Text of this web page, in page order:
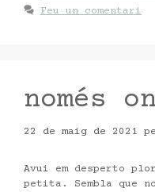
Feu un comentari
només
22 de maig de 2021
Avui em desperto
petita. Sembla que